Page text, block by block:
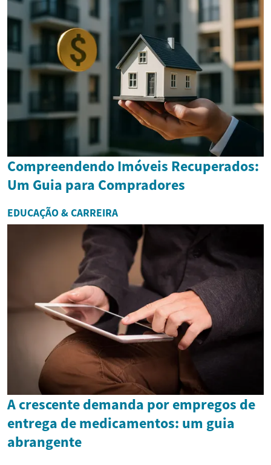
Compreendendo Imóveis Recuperados:
Um Guia para Compradores
EDUCAÇÃO & CARREIRA
A crescente demanda por empregos de
entrega de medicamentos: um guia
abrangente